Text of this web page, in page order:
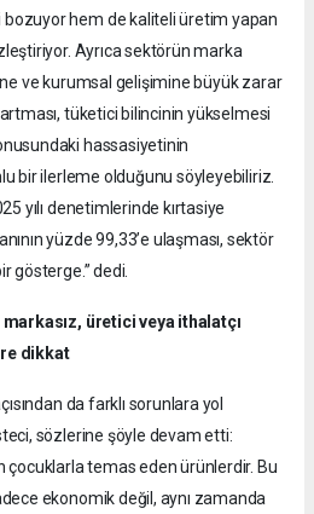
hem de kaliteli üretim yapan
Ayrıca sektörün marka
ve kurumsal gelişimine büyük zarar
tüketici bilincinin yükselmesi
hassasiyetinin
bir ilerleme olduğunu söyleyebiliriz.
yılı denetimlerinde kırtasiye
yüzde 99,33’e ulaşması, sektör
gösterge.” dedi.
üretici veya ithalatçı
dikkat
da farklı sorunlara yol
sözlerine şöyle devam etti:
çocuklarla temas eden ürünlerdir. Bu
ekonomik değil, aynı zamanda